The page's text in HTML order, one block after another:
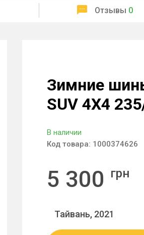
Отзывы 0
Зимние
SUV 4X4
В наличии
Код товара: 1000374626
5 300 грн
Тайвань, 2021